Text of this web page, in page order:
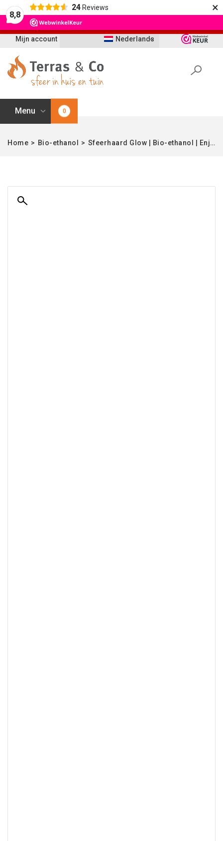
8,8
24 Reviews ×
Nederlands
Mijn account
Menu 0
Home > Bio-ethanol > Sfeerhaard Glow | Bio-ethanol | Enjoyfires
Let op: t/m 21 augustus worden bestellingen
vertraagd geleverd i.v.m. vakantie